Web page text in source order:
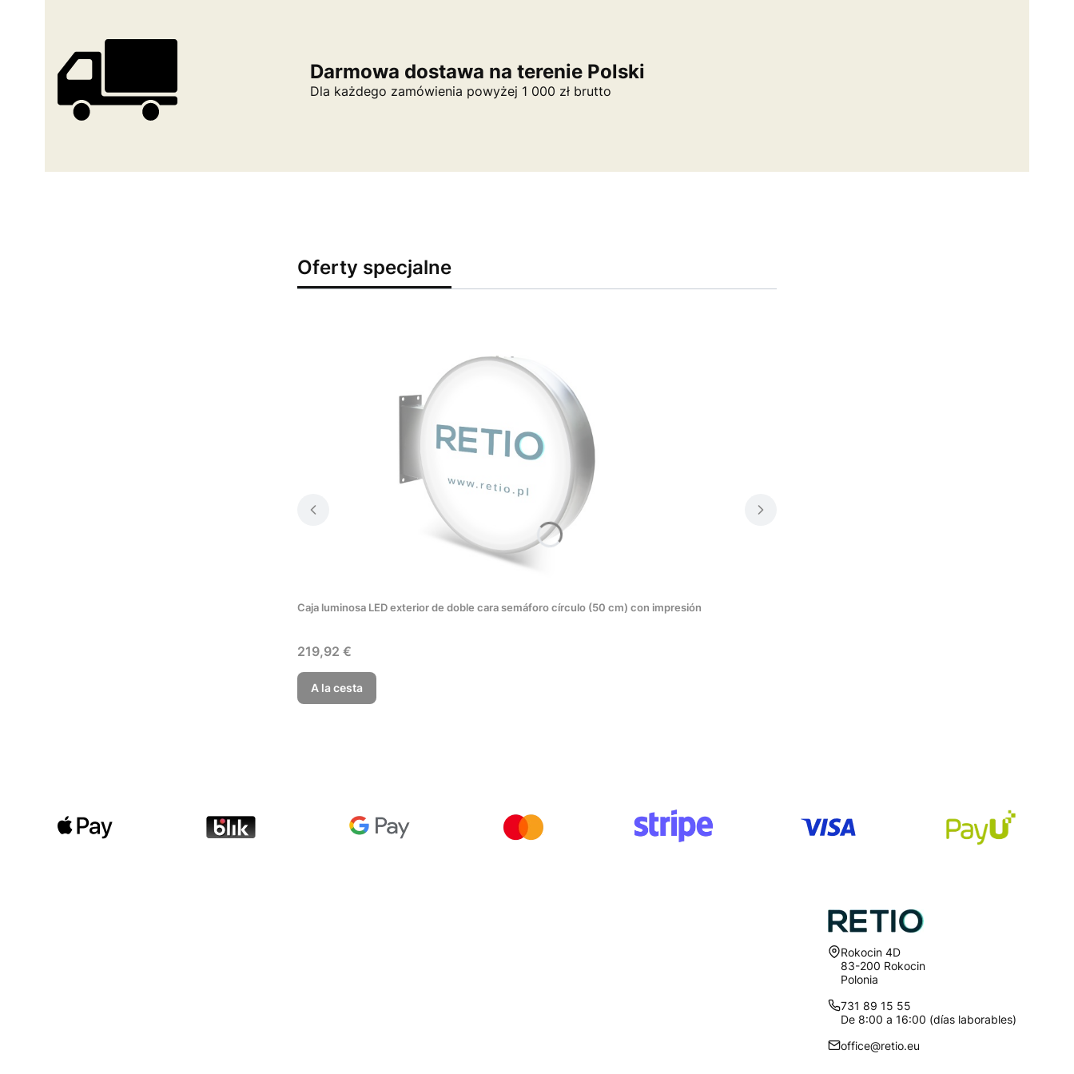
Darmowa dostawa na terenie Polski
Dla każdego zamówienia powyżej 1 000 zł brutto
Oferty specjalne
Caja luminosa LED exterior de doble cara semáforo círculo (50 cm) con impresión
Precio
219,92 €
A la cesta
Dirección:
Rokocin 4D
83-200 Rokocin
Polonia
731 89 15 55
De 8:00 a 16:00 (días laborables)
office@retio.eu